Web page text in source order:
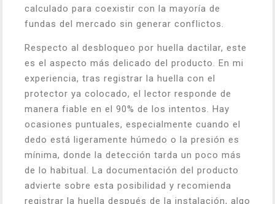
calculado para coexistir con la mayoría de
fundas del mercado sin generar conflictos.
Respecto al desbloqueo por huella dactilar, este
es el aspecto más delicado del producto. En mi
experiencia, tras registrar la huella con el
protector ya colocado, el lector responde de
manera fiable en el 90% de los intentos. Hay
ocasiones puntuales, especialmente cuando el
dedo está ligeramente húmedo o la presión es
mínima, donde la detección tarda un poco más
de lo habitual. La documentación del producto
advierte sobre esta posibilidad y recomienda
registrar la huella después de la instalación, algo